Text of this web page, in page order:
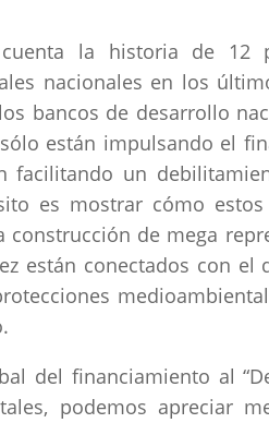
cuenta la historia de
nacionales en los
bancos de desarrollo
están impulsando el
facilitando un
es mostrar cómo
de mega
están conectados con
del financiamiento al
podemos apreciar